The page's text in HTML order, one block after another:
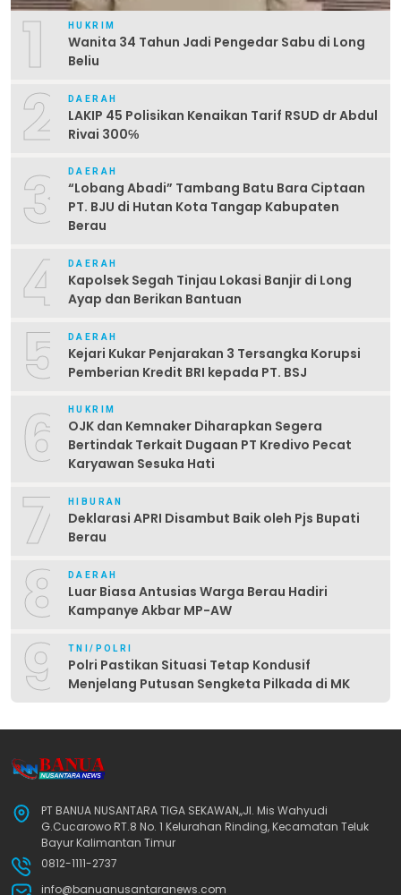
1 HUKRIM
Wanita 34 Tahun Jadi Pengedar Sabu di Long
Beliu
2 DAERAH
LAKIP 45 Polisikan Kenaikan Tarif RSUD dr Abdul
Rivai 300℅
3 DAERAH
“Lobang Abadi” Tambang Batu Bara Ciptaan
PT. BJU di Hutan Kota Tangap Kabupaten
Berau
4 DAERAH
Kapolsek Segah Tinjau Lokasi Banjir di Long
Ayap dan Berikan Bantuan
5 DAERAH
Kejari Kukar Penjarakan 3 Tersangka Korupsi
Pemberian Kredit BRI kepada PT. BSJ
6 HUKRIM
OJK dan Kemnaker Diharapkan Segera
Bertindak Terkait Dugaan PT Kredivo Pecat
Karyawan Sesuka Hati
7 HIBURAN
Deklarasi APRI Disambut Baik oleh Pjs Bupati
Berau
8 DAERAH
Luar Biasa Antusias Warga Berau Hadiri
Kampanye Akbar MP-AW
9 TNI/POLRI
Polri Pastikan Situasi Tetap Kondusif
Menjelang Putusan Sengketa Pilkada di MK
PT BANUA NUSANTARA TIGA SEKAWAN,,Jl. Mis Wahyudi
G.Cucarowo RT.8 No. 1 Kelurahan Rinding, Kecamatan Teluk
Bayur Kalimantan Timur
0812-1111-2737
info@banuanusantaranews.com